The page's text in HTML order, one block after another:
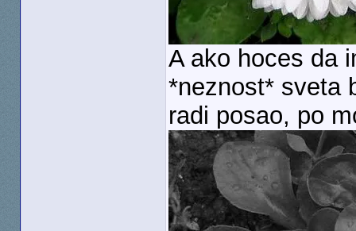
A ako hoces da
*neznost* sveta
radi posao, po